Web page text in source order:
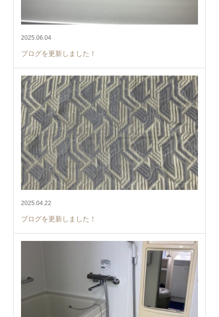
2025.06.04
ブログを更新しました！
2025.04.22
ブログを更新しました！